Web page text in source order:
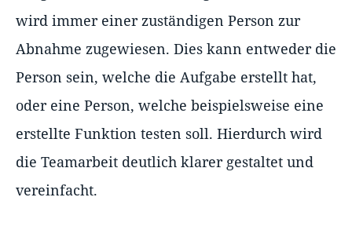
wird immer einer zuständigen Person zur
Abnahme zugewiesen. Dies kann entweder die
Person sein, welche die Aufgabe erstellt hat,
oder eine Person, welche beispielsweise eine
erstellte Funktion testen soll. Hierdurch wird
die Teamarbeit deutlich klarer gestaltet und
vereinfacht.